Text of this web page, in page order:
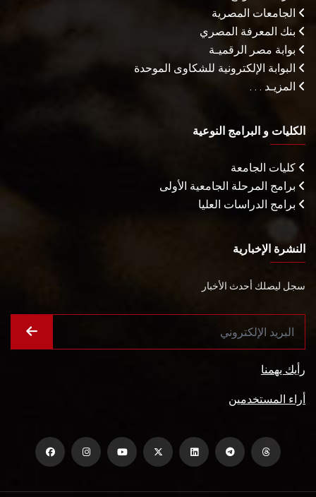
الجامعات المصرية
بنك المعرفة المصري
بوابة مصر الرقميـة
البوابة الإلكترونية للشكاوى الموحدة
المزيـد . . .
الكليات و البرامج النوعية
كليات الجامعة
برامج المرحلة الجامعية الأولى
برامج الدراسات العليا
النشرة الإخبارية
سجل ليصلك أحدث الأخبار
رأيك يهمنا
أراء المستخدمين